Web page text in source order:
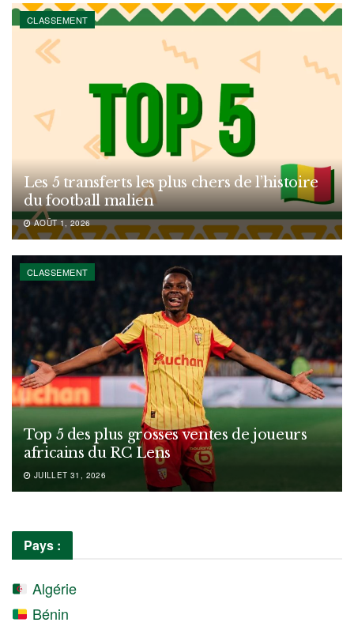
CLASSEMENT
Les 5 transferts les plus chers de l’histoire
du football malien
AOÛT 1, 2026
CLASSEMENT
Top 5 des plus grosses ventes de joueurs
africains du RC Lens
JUILLET 31, 2026
Pays :
Algérie
Bénin